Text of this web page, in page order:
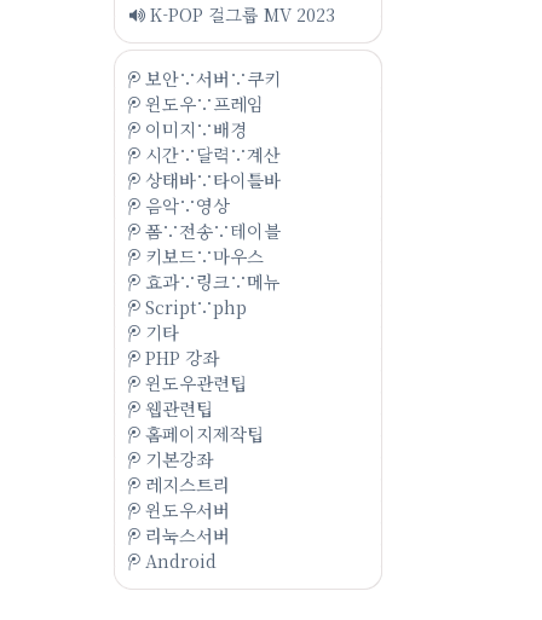
K-POP 걸그룹 MV 2023
보안∵서버∵쿠키
윈도우∵프레임
이미지∵배경
시간∵달력∵계산
상태바∵타이틀바
음악∵영상
폼∵전송∵테이블
키보드∵마우스
효과∵링크∵메뉴
Script∵php
기타
PHP 강좌
윈도우관련팁
웹관련팁
홈페이지제작팁
기본강좌
레지스트리
윈도우서버
리눅스서버
Android